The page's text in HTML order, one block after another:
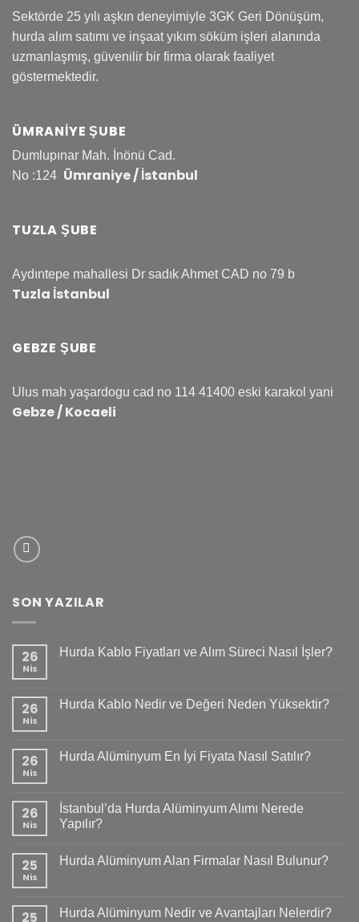
Sektörde 25 yılı aşkın deneyimiyle 3GK Geri Dönüşüm,
hurda alım satımı ve inşaat yıkım söküm işleri alanında
uzmanlaşmış, güvenilir bir firma olarak faaliyet
göstermektedir.
ÜMRANIYE ŞUBE
Dumlupınar Mah. İnönü Cad.
No :124 Ümraniye / İstanbul
TUZLA ŞUBE
Aydıntepe mahallesi Dr sadık Ahmet CAD no 79 b
Tuzla İstanbul
GEBZE ŞUBE
Ulus mah yaşardogu cad no 114 41400 eski karakol yani
Gebze / Kocaeli
SON YAZILAR
26
Nis
Hurda Kablo Fiyatları ve Alım Süreci Nasıl İşler?
26
Nis
Hurda Kablo Nedir ve Değeri Neden Yüksektir?
26
Nis
Hurda Alüminyum En İyi Fiyata Nasıl Satılır?
26
Nis
İstanbul’da Hurda Alüminyum Alımı Nerede
Yapılır?
25
Nis
Hurda Alüminyum Alan Firmalar Nasıl Bulunur?
25 Hurda Alüminyum Nedir ve Avantajları Nelerdir?